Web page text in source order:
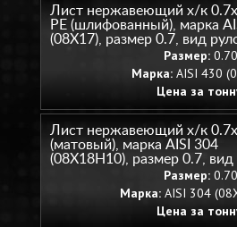
Лист нержавеющий х/к
PE (шлифованный), марка
(08Х17), размер 0.7, вид
Размер:0.70
Марка:AISI 430
Цена за
Лист нержавеющий х/к
(матовый), марка AISI 304
(08Х18Н10), размер 0.7, вид
Размер:0.70
Марка: AISI 304
Цена за